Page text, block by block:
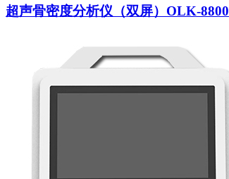
超声骨密度分析仪（双屏）OLK-8800